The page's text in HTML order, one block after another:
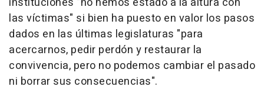
las víctimas" si bien ha puesto en valor los pasos
dados en las últimas legislaturas "para
acercarnos, pedir perdón y restaurar la
convivencia, pero no podemos cambiar el pasado
ni borrar sus consecuencias".